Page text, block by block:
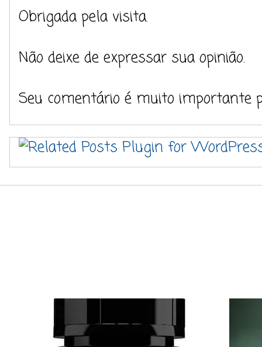
Obrigada pela visita.
Não deixe de expressar sua opinião.
Seu comentário é muito importante